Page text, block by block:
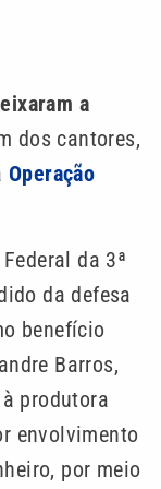
a
dos cantores,
Operação
da 3ª
da defesa
benefício
Barros,
produtora
envolvimento
por meio